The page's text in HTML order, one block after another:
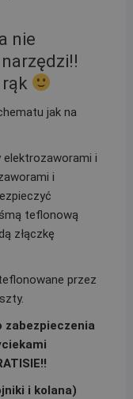
nie
rąk
jak na
elektrozaworami i
i
teflonową
złączkę
przez
zabezpieczenia
i kolana)